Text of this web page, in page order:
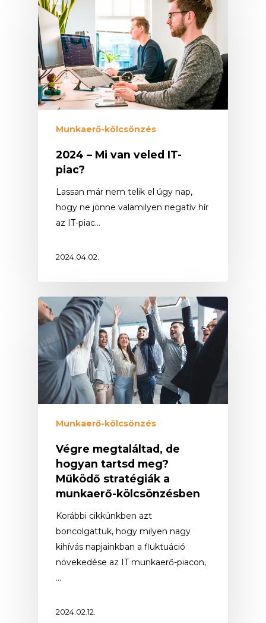
Munkaerő-kölcsönzés
2024 – Mi van veled IT-
piac?
Lassan már nem telik el úgy nap,
hogy ne jönne valamilyen negatív hír
az IT-piac…
2024.04.02.
Munkaerő-kölcsönzés
Végre megtaláltad, de
hogyan tartsd meg?
Működő stratégiák a
munkaerő-kölcsönzésben
Korábbi cikkünkben azt
boncolgattuk, hogy milyen nagy
kihívás napjainkban a fluktuáció
növekedése az IT munkaerő-piacon,
…
2024.02.12.